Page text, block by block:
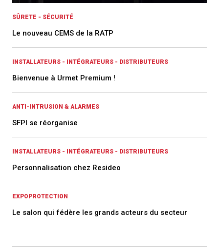
SÛRETE - SÉCURITÉ
Le nouveau CEMS de la RATP
INSTALLATEURS - INTÉGRATEURS - DISTRIBUTEURS
Bienvenue à Urmet Premium !
ANTI-INTRUSION & ALARMES
SFPI se réorganise
INSTALLATEURS - INTÉGRATEURS - DISTRIBUTEURS
Personnalisation chez Resideo
EXPOPROTECTION
Le salon qui fédère les grands acteurs du secteur